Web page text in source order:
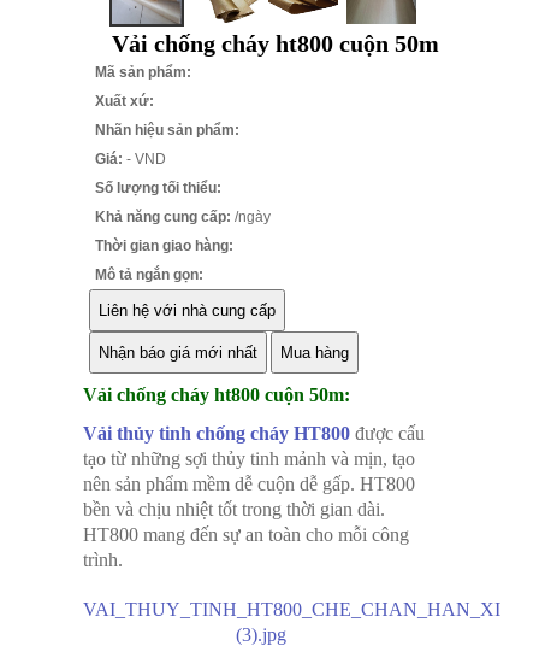
Vải chống cháy ht800 cuộn 50m
Mã sản phẩm:
Xuất xứ:
Nhãn hiệu sản phẩm:
Giá: - VND
Số lượng tối thiểu:
Khả năng cung cấp: /ngày
Thời gian giao hàng:
Mô tả ngắn gọn:
Vải chống cháy ht800 cuộn 50m:
Vải thủy tinh chống cháy HT800 được cấu
tạo từ những sợi thủy tinh mảnh và mịn, tạo
nên sản phẩm mềm dễ cuộn dễ gấp. HT800
bền và chịu nhiệt tốt trong thời gian dài.
HT800 mang đến sự an toàn cho mỗi công
trình.
VAI_THUY_TINH_HT800_CHE_CHAN_HAN_XI
(3).jpg